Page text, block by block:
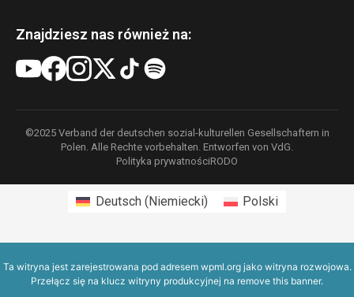
Znajdziesz nas również na:
©2025 Verband der deutschen sozial-kulturellen Gesellschaftern in
Polen. Alle Rechte vorbehalten. Entworfen von VdG.
Polityka prywatnościRODO
Deutsch(Niemiecki) Polski
Ta witryna jest zarejestrowana pod adresem wpml.orgjako witryna rozwojowa.
Przełącz się na klucz witryny produkcyjnej na remove this banner.